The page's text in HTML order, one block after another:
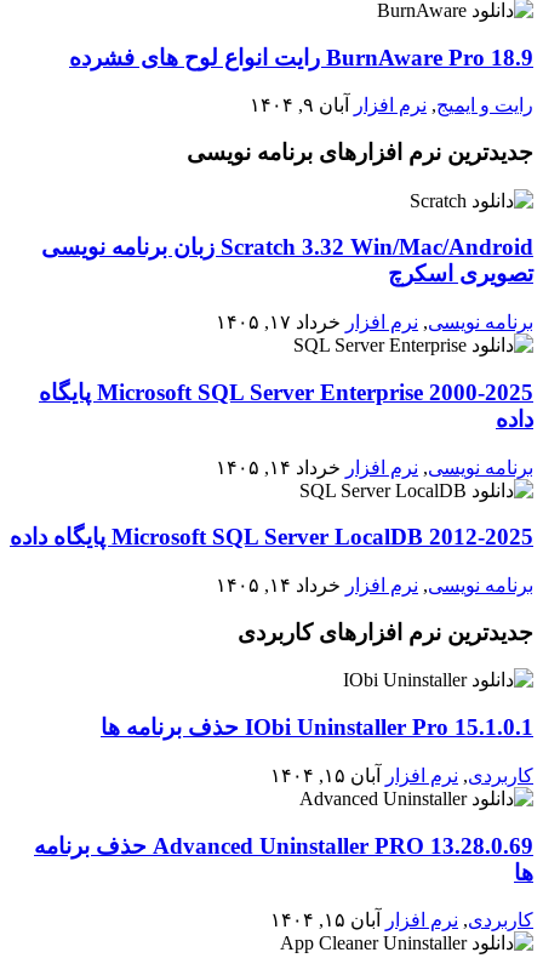
BurnAware Pro 18.9 رایت انواع لوح های فشرده
رایت و ایمیج, نرم افزار آبان ۹, ۱۴۰۴
جدیدترین نرم افزارهای برنامه نویسی
Scratch 3.32 Win/Mac/Android زبان برنامه نویسی
تصویری اسکرچ
برنامه نویسی, نرم افزار خرداد ۱۷, ۱۴۰۵
2000-2025 Microsoft SQL Server Enterprise پایگاه
داده
برنامه نویسی, نرم افزار خرداد ۱۴, ۱۴۰۵
2012-2025 Microsoft SQL Server LocalDB پایگاه داده
برنامه نویسی, نرم افزار خرداد ۱۴, ۱۴۰۵
جدیدترین نرم افزارهای کاربردی
IObi Uninstaller Pro 15.1.0.1 حذف برنامه ها
کاربردی, نرم افزار آبان ۱۵, ۱۴۰۴
Advanced Uninstaller PRO 13.28.0.69 حذف برنامه
ها
کاربردی, نرم افزار آبان ۱۵, ۱۴۰۴